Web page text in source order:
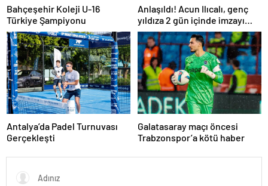
Bahçeşehir Koleji U-16
Türkiye Şampiyonu
Anlaşıldı! Acun Ilıcalı, genç
yıldıza 2 gün içinde imzayı
attırıyor
Antalya’da Padel Turnuvası
Gerçekleşti
Galatasaray maçı öncesi
Trabzonspor’a kötü haber